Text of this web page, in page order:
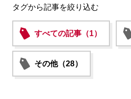
タグから記事を絞り込む
すべての記事（1）
その他（28）